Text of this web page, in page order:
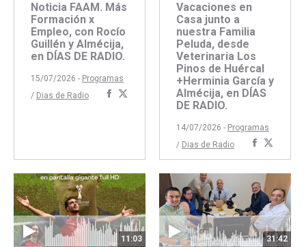
Noticia FAAM. Más
Formación x
Empleo, con Rocío
Guillén y Almécija,
en DÍAS DE RADIO.
15/07/2026 - Programas
/ Dias de Radio
Compartir
Vacaciones en
Casa junto a
nuestra Familia
Peluda, desde
Veterinaria Los
Pinos de Huércal
+Herminia García y
Almécija, en DÍAS
DE RADIO.
14/07/2026 - Programas
/ Dias de Radio
Compartir
concon
11:03 31:42